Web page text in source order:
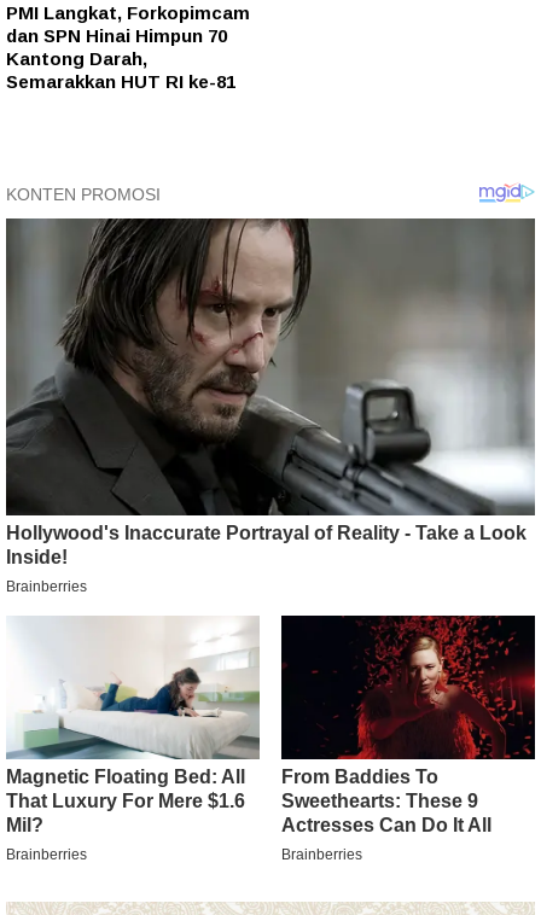
PMI Langkat, Forkopimcam
dan SPN Hinai Himpun 70
Kantong Darah,
Semarakkan HUT RI ke-81